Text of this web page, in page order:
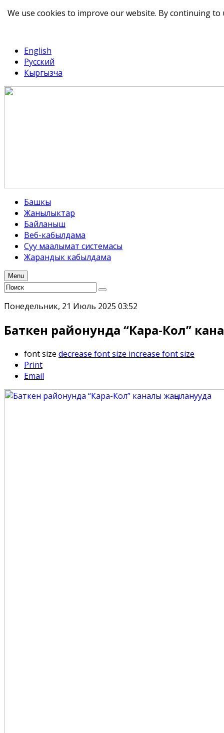
English
Русский
Кыргызча
Башкы
Жанылыктар
Байланыш
Веб-кабылдама
Суу маалымат системасы
Жарандык кабылдама
Menu
Понедельник, 21 Июль 2025 03:52
Баткен районунда “Кара-Кол”
font size decrease font size increase font size
Print
Email
We use cookies to improve our website. By continuing